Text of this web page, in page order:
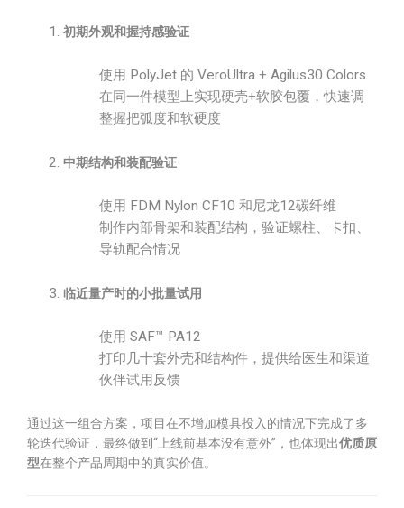
初期外观和握持感验证
使用 PolyJet 的 VeroUltra + Agilus30 Colors
在同一件模型上实现硬壳+软胶包覆，快速调
整握把弧度和软硬度
中期结构和装配验证
使用 FDM Nylon CF10 和尼龙12碳纤维
制作内部骨架和装配结构，验证螺柱、卡扣、
导轨配合情况
临近量产时的小批量试用
使用 SAF™ PA12
打印几十套外壳和结构件，提供给医生和渠道
伙伴试用反馈
通过这一组合方案，项目在不增加模具投入的情况下完成了多
轮迭代验证，最终做到“上线前基本没有意外”，也体现出优质原
型在整个产品周期中的真实价值。